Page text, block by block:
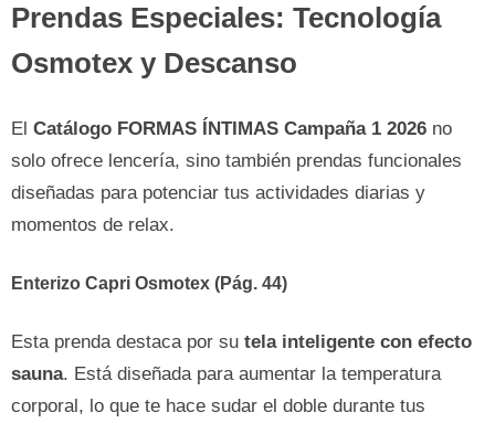
Prendas Especiales: Tecnología
Osmotex y Descanso
El Catálogo FORMAS ÍNTIMAS Campaña 1 2026 no
solo ofrece lencería, sino también prendas funcionales
diseñadas para potenciar tus actividades diarias y
momentos de relax.
Enterizo Capri Osmotex (Pág. 44)
Esta prenda destaca por su tela inteligente con efecto
sauna. Está diseñada para aumentar la temperatura
corporal, lo que te hace sudar el doble durante tus